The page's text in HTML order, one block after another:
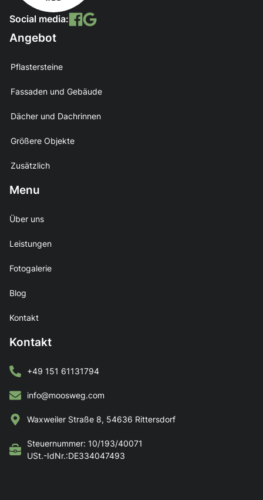
Social media:
Angebot
Pflastersteine
Fassaden und Gebäude
Dächer und Dachrinnen
Größere Objekte
Zusätzlich
Menu
Über uns
Leistungen
Fotogalerie
Blog
Kontakt
Kontakt
+49 151 61131794
info@moosweg.com
Waxweiler Straße 8, 54636 Rittersdorf
Steuernummer: 10/193/40071
USt.-IdNr.:DE334047493